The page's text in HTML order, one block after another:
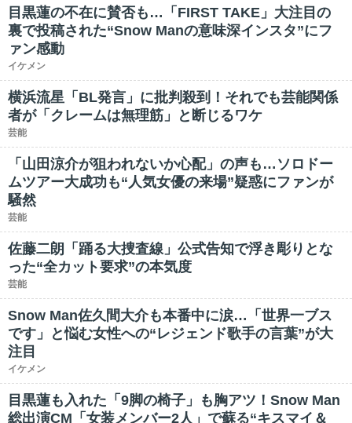
目黒蓮の不在に賛否も…「FIRST TAKE」大注目の
裏で投稿された“Snow Manの意味深インスタ”にフ
ァン感動
イケメン
横浜流星「BL発言」に批判殺到！それでも芸能関係
者が「クレームは無理筋」と断じるワケ
芸能
「山田涼介が狙われないか心配」の声も…ソロドー
ムツアー大成功も“人気女優の来場”疑惑にファンが
騒然
芸能
佐藤二朗「踊る大捜査線」公式告知で浮き彫りとな
った“全カット要求”の本気度
芸能
Snow Man佐久間大介も本番中に涙…「世界一ブス
です」と悩む女性への“レジェンド歌手の言葉”が大
注目
イケメン
目黒蓮も入れた「9脚の椅子」も胸アツ！Snow Man
総出演CM「女装メンバー2人」で蘇る“キスマイ＆